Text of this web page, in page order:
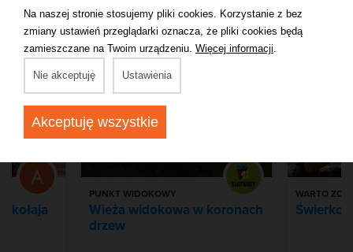
PUNKT WIDOKOWY
Wieża widokowa w koronach
drzew
WARTO
Na naszej stronie stosujemy pliki cookies. Korzystanie z bez
zmiany ustawień przeglądarki oznacza, że pliki cookies będą
zamieszczane na Twoim urządzeniu. Więcej informacji.
Nie akceptuję Ustawienia
Akceptuję wszystkie